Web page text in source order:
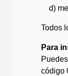
d)
Todos
Para
código